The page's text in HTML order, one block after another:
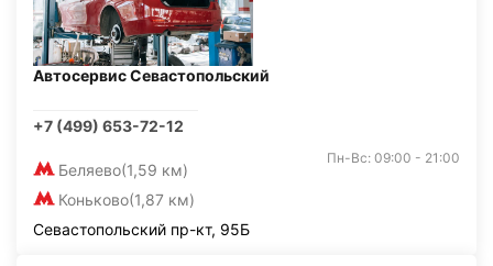
Автосервис Севастопольский
+7 (499) 653-72-12
Беляево(1,59 км)
Коньково(1,87 км)
Пн-Вс: 09:00 - 21:00
Севастопольский пр-кт, 95Б